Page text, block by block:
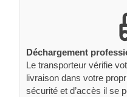
Déchargement
Le transporteur vérifie
livraison dans votre
sécurité et d’accès il se